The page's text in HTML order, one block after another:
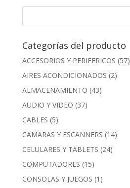
Categorías del producto
ACCESORIOS Y PERIFERICOS (57)
AIRES ACONDICIONADOS (2)
ALMACENAMIENTO (43)
AUDIO Y VIDEO (37)
CABLES (5)
CAMARAS Y ESCANNERS (14)
CELULARES Y TABLETS (24)
COMPUTADORES (15)
CONSOLAS Y JUEGOS (1)